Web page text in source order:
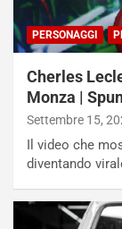
PERSONAGGI
Cherles
Monza |
Settembre 15,
Il video che
diventando
a
u
n
S
U
V
E
t
I
A
S
m
e
n
c